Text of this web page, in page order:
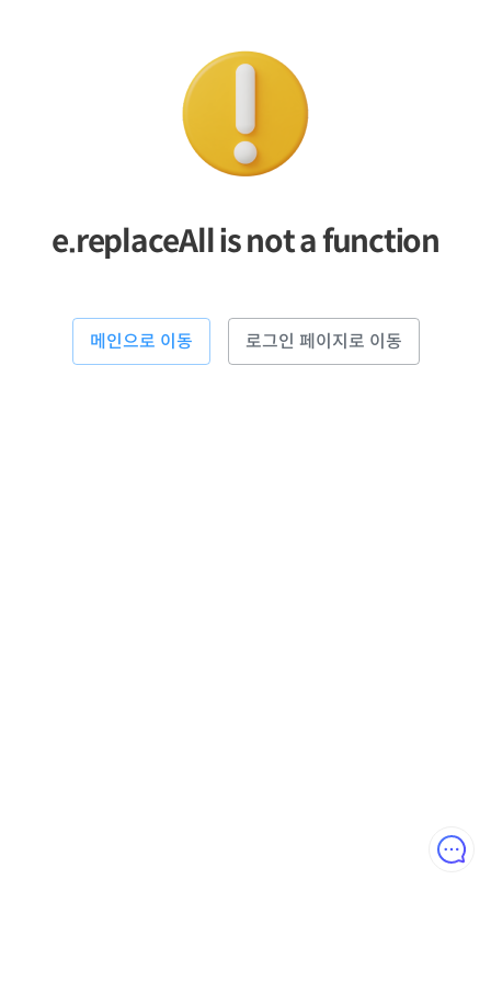
e.replaceAll is not a function
메인으로 이동 로그인 페이지로 이동